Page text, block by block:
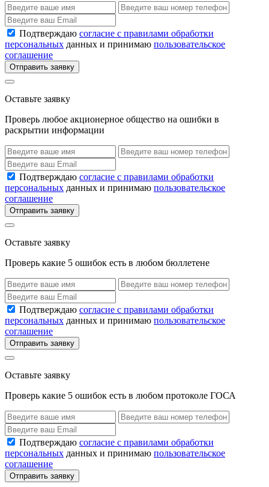
Подтверждаю согласие с правилами обработки
персональных данных и принимаю пользовательское
соглашение
Отправить заявку
Оставьте заявку
Проверь любое акционерное общество на ошибки в
раскрытии информации
Подтверждаю согласие с правилами обработки
персональных данных и принимаю пользовательское
соглашение
Отправить заявку
Оставьте заявку
Проверь какие 5 ошибок есть в любом бюллетене
Подтверждаю согласие с правилами обработки
персональных данных и принимаю пользовательское
соглашение
Отправить заявку
Оставьте заявку
Проверь какие 5 ошибок есть в любом протоколе ГОСА
Подтверждаю согласие с правилами обработки
персональных данных и принимаю пользовательское
соглашение
Отправить заявку